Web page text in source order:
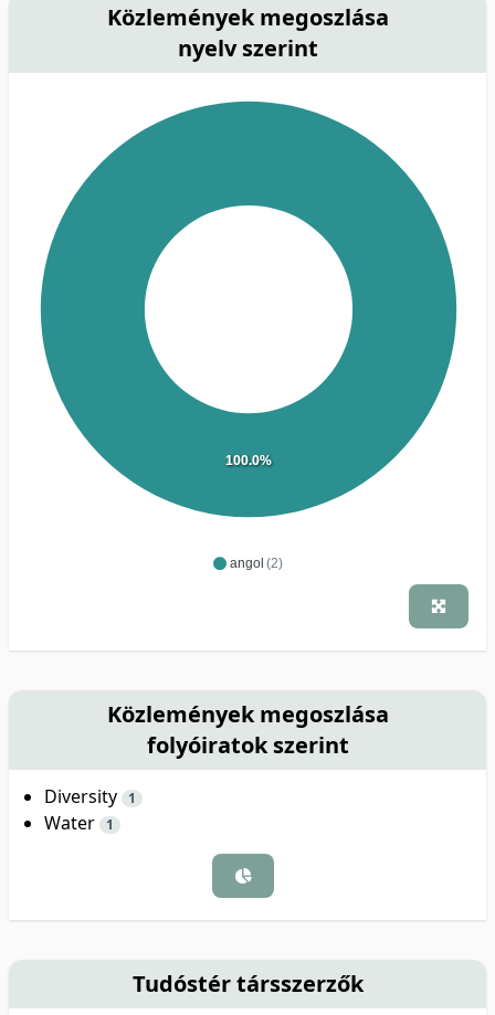
Közlemények megoszlása
nyelv szerint
angol (2)
100.0%
Közlemények megoszlása
folyóiratok szerint
Diversity 1
Water 1
Tudóstér társszerzők